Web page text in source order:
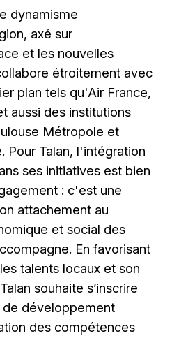
dynamisme
axé sur
et les nouvelles
étroitement avec
plan tels qu'Air France,
aussi des institutions
Métropole et
Pour Talan, l'intégration
ses initiatives est bien
: c'est une
attachement au
et social des
En favorisant
talents locaux et son
souhaite s’inscrire
de développement
des compétences